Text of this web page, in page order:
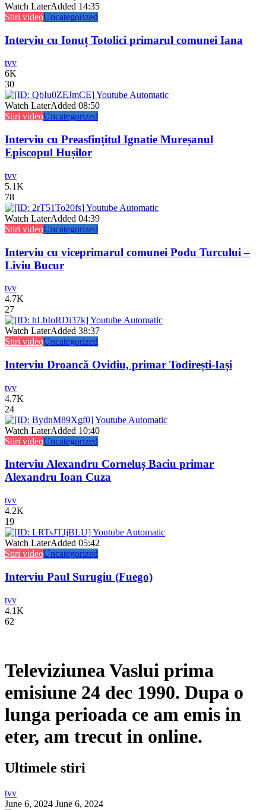
Watch LaterAdded 14:35
Stiri videoUncategorized
Interviu cu Ionuț Totolici primarul comunei Iana
tvv
6K
30
Watch LaterAdded 08:50
Stiri videoUncategorized
Interviu cu Preasfințitul Ignatie Mureșanul
Episcopul Hușilor
tvv
5.1K
78
Watch LaterAdded 04:39
Stiri videoUncategorized
Interviu cu viceprimarul comunei Podu Turcului –
Liviu Bucur
tvv
4.7K
27
Watch LaterAdded 38:37
Stiri videoUncategorized
Interviu Droancă Ovidiu, primar Todirești-Iași
tvv
4.7K
24
Watch LaterAdded 10:40
Stiri videoUncategorized
Interviu Alexandru Corneluș Baciu primar
Alexandru Ioan Cuza
tvv
4.2K
19
Watch LaterAdded 05:42
Stiri videoUncategorized
Interviu Paul Surugiu (Fuego)
tvv
4.1K
62
Televiziunea Vaslui prima
emisiune 24 dec 1990. Dupa o
lunga perioada ce am emis in
eter, am trecut in online.
Ultimele stiri
tvv
June 6, 2024 June 6, 2024